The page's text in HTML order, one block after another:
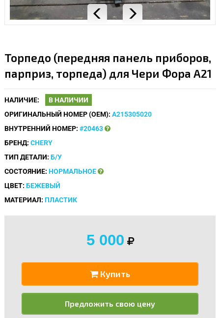
Торпедо (передняя панель приборов,
парприз, торпеда) для Чери Фора A21
НАЛИЧИЕ:
В НАЛИЧИИ
ОРИГИНАЛЬНЫЙ НОМЕР (OEM): A215305020
ВНУТРЕННИЙ НОМЕР: #20463
БРЕНД: CHERY
ТИП ДЕТАЛИ: Б/У
СОСТОЯНИЕ: НОРМАЛЬНОЕ
ЦВЕТ: БЕЖЕВЫЙ
МАТЕРИАЛ: ПЛАСТИК
5 000
Купить
Предложить свою цену